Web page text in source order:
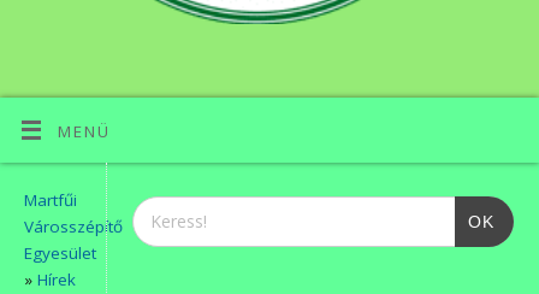
MENÜ
Martfűi
Városszépítő
Egyesület
»Hírek
OK